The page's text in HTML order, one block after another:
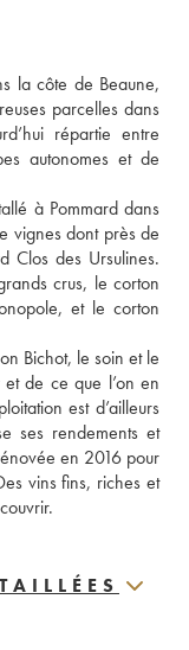
la côte de Beaune,
parcelles dans
répartie entre
autonomes et de
à Pommard dans
vignes dont près de
Clos des Ursulines.
crus, le corton
et le corton
Bichot, le soin et le
de ce que l’on en
est d’ailleurs
ses rendements et
en 2016 pour
vins fins, riches et